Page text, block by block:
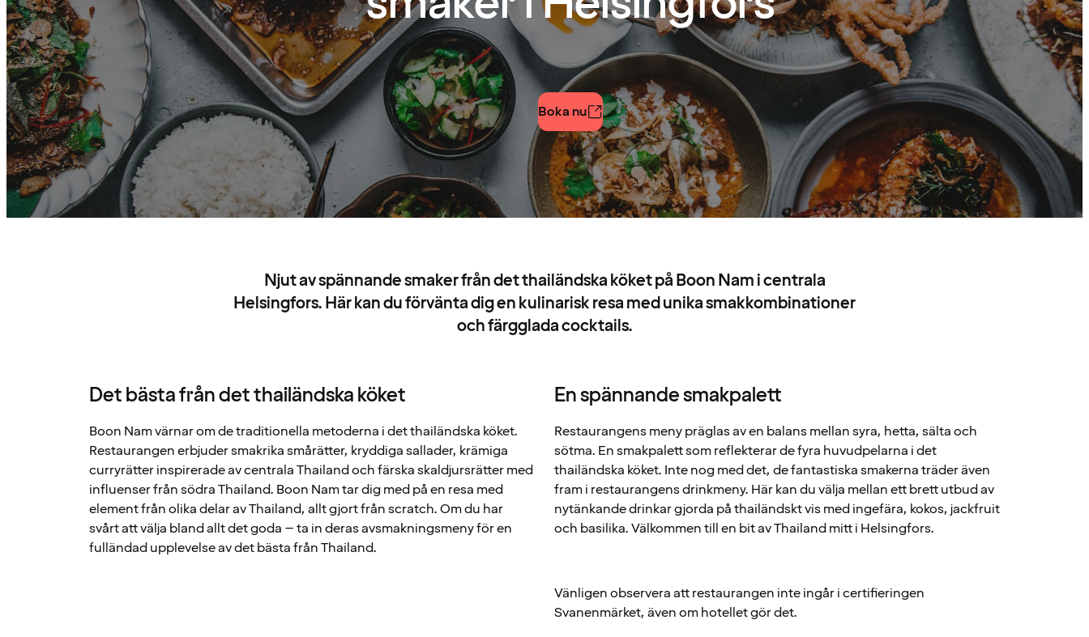
Boka nu
Njut av spännande smaker från det thailändska köket på Boon Nam i centrala
Helsingfors. Här kan du förvänta dig en kulinarisk resa med unika smakkombinationer
och färgglada cocktails.
Det bästa från det thailändska köket
Boon Nam värnar om de traditionella metoderna i det thailändska köket.
Restaurangen erbjuder smakrika smårätter, kryddiga sallader, krämiga
curryrätter inspirerade av centrala Thailand och färska skaldjursrätter med
influenser från södra Thailand. Boon Nam tar dig med på en resa med
element från olika delar av Thailand, allt gjort från scratch. Om du har
svårt att välja bland allt det goda – ta in deras avsmakningsmeny för en
fulländad upplevelse av det bästa från Thailand.
En spännande smakpalett
Restaurangens meny präglas av en balans mellan syra, hetta, sälta och
sötma. En smakpalett som reflekterar de fyra huvudpelarna i det
thailändska köket. Inte nog med det, de fantastiska smakerna träder även
fram i restaurangens drinkmeny. Här kan du välja mellan ett brett utbud av
nytänkande drinkar gjorda på thailändskt vis med ingefära, kokos, jackfruit
och basilika. Välkommen till en bit av Thailand mitt i Helsingfors.
Vänligen observera att restaurangen inte ingår i certifieringen
Svanenmärket, även om hotellet gör det.